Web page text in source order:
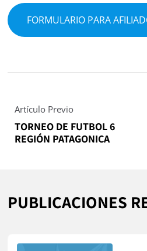
FORMULARIO PARA
Artículo Previo
TORNEO DE FUTBOL 6
REGIÓN PATAGONICA
PUBLICACIONES